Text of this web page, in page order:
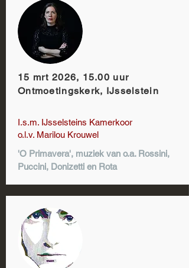
15 mrt 2026, 15.00 uur
Ontmoetingskerk, IJsselstein
I.s.m. IJsselsteins Kamerkoor
o.l.v. Marilou Krouwel
'O Primavera', muziek van o.a. Rossini,
Puccini, Donizetti en Rota